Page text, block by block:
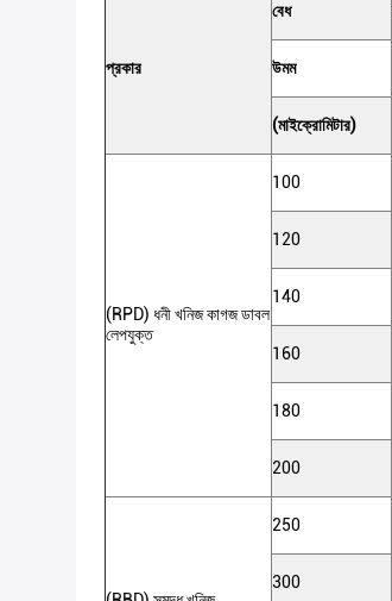
প্রকার
বেধ
উমম
(মাইক্রোমিটার)
(RPD) ধনী খনিজ কাগজ ডাবল
লেপযুক্ত
100
120
140
160
180
200
250
300